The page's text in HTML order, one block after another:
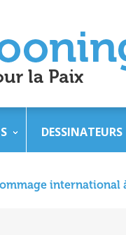
DESSINATEURS
international